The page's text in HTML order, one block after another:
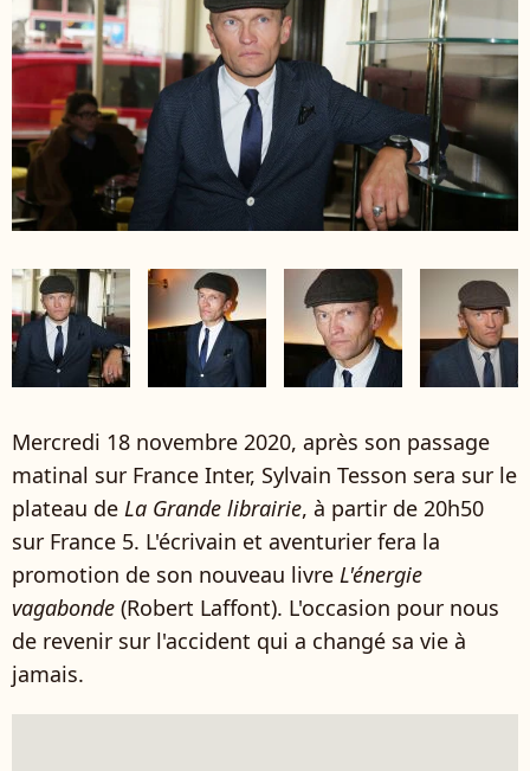
Mercredi 18 novembre 2020, après son passage
matinal sur France Inter, Sylvain Tesson sera sur le
plateau de La Grande librairie, à partir de 20h50
sur France 5. L'écrivain et aventurier fera la
promotion de son nouveau livre L'énergie
vagabonde (Robert Laffont). L'occasion pour nous
de revenir sur l'accident qui a changé sa vie à
jamais.